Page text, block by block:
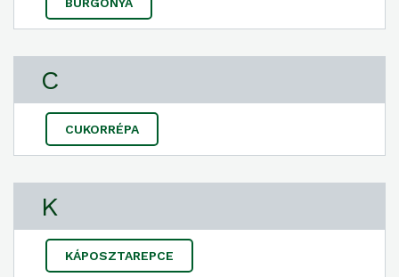
C
CUKORRÉPA
K
KÁPOSZTAREPCE